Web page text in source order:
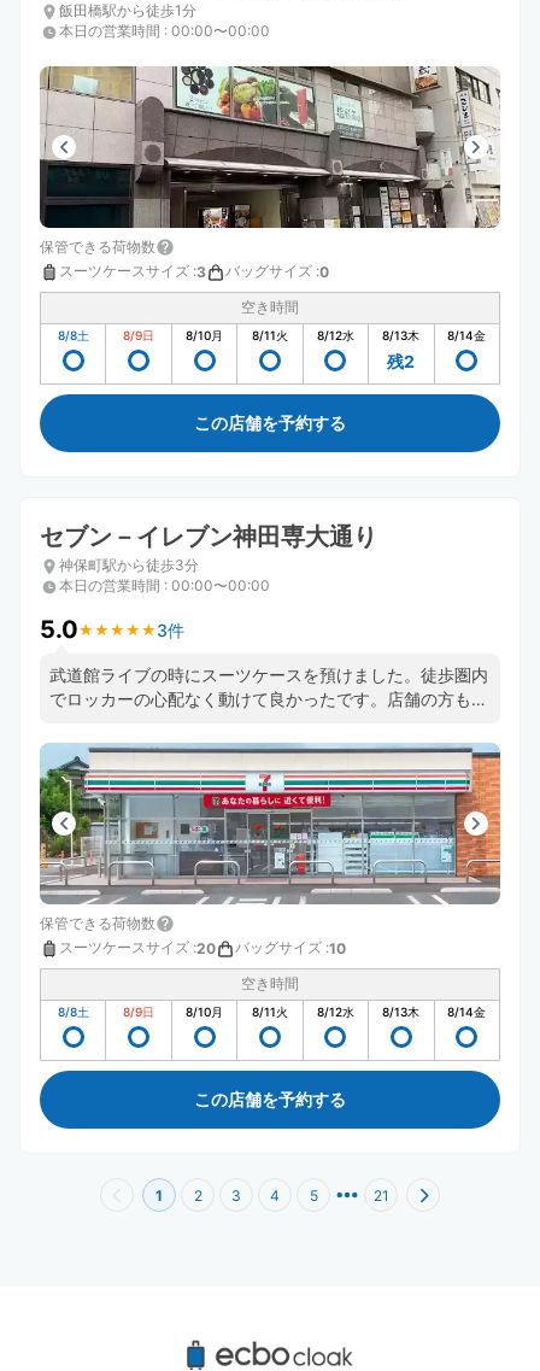
飯田橋駅から徒歩1分
本日の営業時間 : 00:00〜00:00
保管できる荷物数
スーツケースサイズ :3 バッグサイズ :0
空き時間
8/8土 8/9日 8/10月 8/11火 8/12水 8/13木
残2
8/14金
この店舗を予約する
セブン－イレブン神田専大通り
神保町駅から徒歩3分
本日の営業時間 : 00:00〜00:00
5.0★ ★ ★ ★ ★
★ ★ ★ ★ ★ 3件
武道館ライブの時にスーツケースを預けました。徒歩圏内
でロッカーの心配なく動けて良かったです。店舗の方も丁
間が前後する可能性があることを伝えた時も快く問題ない
と答えてくださり安心できました。
保管できる荷物数
スーツケースサイズ :20 バッグサイズ :10
空き時間
8/8土 8/9日 8/10月 8/11火 8/12水 8/13木 8/14金
この店舗を予約する
1 2 3 4 5 21
半蔵門駅周辺のおすすめコインロッカー